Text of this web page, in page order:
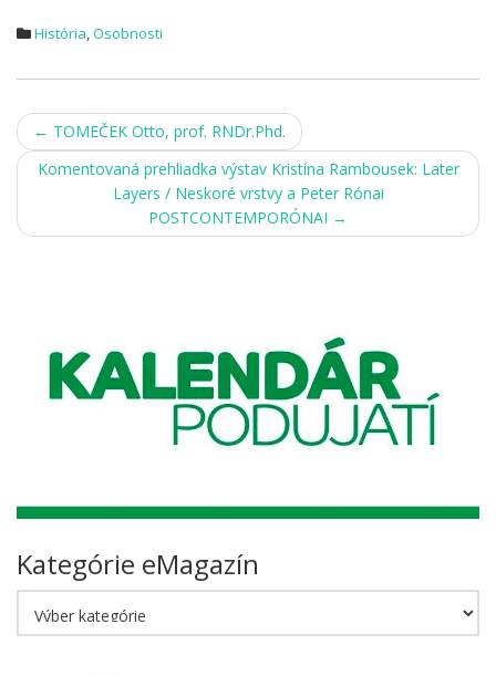
História,Osobnosti
Post
navigation
← TOMEČEK Otto, prof. RNDr.Phd.
Komentovaná prehliadka výstav Kristína Rambousek: Later
Layers / Neskoré vrstvy a Peter Rónai
POSTCONTEMPORÓNAI →
Kategórie eMagazín
eMagazín